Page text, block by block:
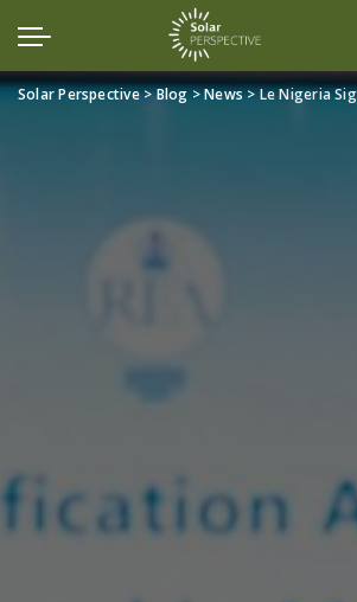
Solar Perspective>Blog>News>Le Nigeria Signe un Accord avec la Chine